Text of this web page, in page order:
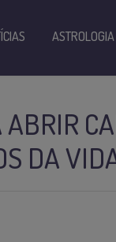
DA
ASTROLOGIA